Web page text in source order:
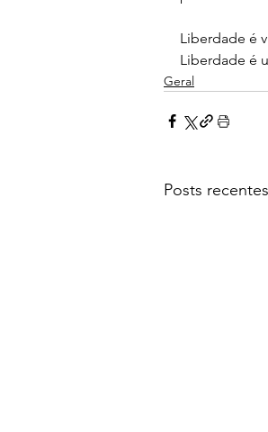
Liberdade é
Liberdade é
Geral
Posts recentes